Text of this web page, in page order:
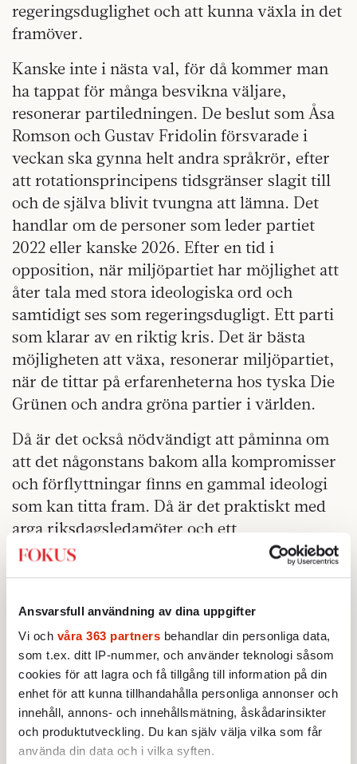
Ansvarsfull användning av dina uppgifter
Vi och våra 363 partners behandlar din personliga data,
som t.ex. ditt IP-nummer, och använder teknologi såsom
cookies för att lagra och få tillgång till information på din
enhet för att kunna tillhandahålla personliga annonser och
innehåll, annons- och innehållsmätning, åskådarinsikter
och produktutveckling. Du kan själv välja vilka som får
använda din data och i vilka syften.
regeringsduglighet och att kunna växla in det
framöver.
Kanske inte i nästa val, för då kommer man
ha tappat för många besvikna väljare,
resonerar partiledningen. De beslut som Åsa
Romson och Gustav Fridolin försvarade i
veckan ska gynna helt andra språkrör, efter
att rotationsprincipens tidsgränser slagit till
och de själva blivit tvungna att lämna. Det
handlar om de personer som leder partiet
2022 eller kanske 2026. Efter en tid i
opposition, när miljöpartiet har möjlighet att
åter tala med stora ideologiska ord och
samtidigt ses som regeringsdugligt. Ett parti
som klarar av en riktig kris. Det är bästa
möjligheten att växa, resonerar miljöpartiet,
när de tittar på erfarenheterna hos tyska Die
Grünen och andra gröna partier i världen.
Då är det också nödvändigt att påminna om
att det någonstans bakom alla kompromisser
och förflyttningar finns en gammal ideologi
som kan titta fram. Då är det praktiskt med
arga riksdagsledamöter och ett
ungdomsförbund som protesterar i alla
kanaler.
För att inte tala om ett språkrör i tårar.